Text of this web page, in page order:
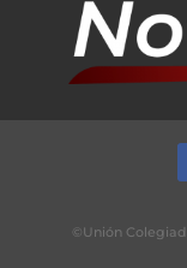
©Unión